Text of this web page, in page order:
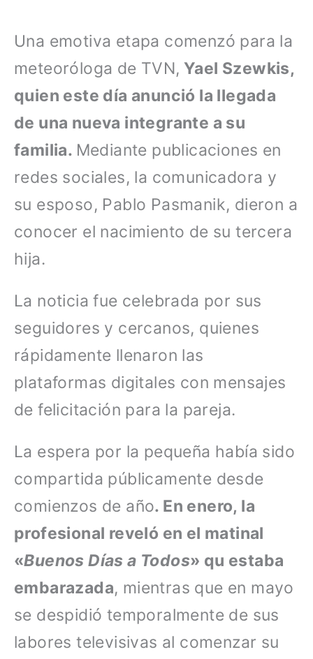
Una emotiva etapa comenzó para la
meteoróloga de TVN, Yael Szewkis,
quien este día anunció la llegada
de una nueva integrante a su
familia. Mediante publicaciones en
redes sociales, la comunicadora y
su esposo, Pablo Pasmanik, dieron a
conocer el nacimiento de su tercera
hija.
La noticia fue celebrada por sus
seguidores y cercanos, quienes
rápidamente llenaron las
plataformas digitales con mensajes
de felicitación para la pareja.
La espera por la pequeña había sido
compartida públicamente desde
comienzos de año. En enero, la
profesional reveló en el matinal
«Buenos Días a Todos» qu estaba
embarazada, mientras que en mayo
se despidió temporalmente de sus
labores televisivas al comenzar su